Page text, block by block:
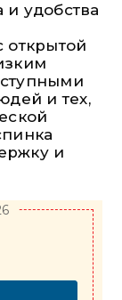
удобства
открытой
и тех,
и